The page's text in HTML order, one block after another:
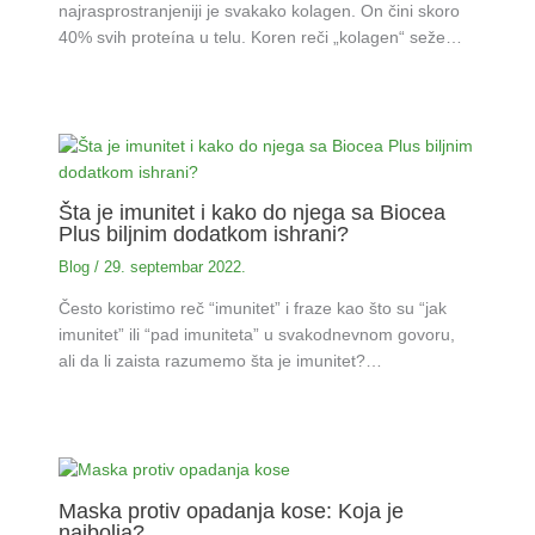
najrasprostranjeniji je svakako kolagen. On čini skoro
40% svih proteína u telu. Koren reči „kolagen“ seže…
Šta je imunitet i kako do njega sa Biocea
Plus biljnim dodatkom ishrani?
Blog /29. septembar 2022.
Često koristimo reč “imunitet” i fraze kao što su “jak
imunitet” ili “pad imuniteta” u svakodnevnom govoru,
ali da li zaista razumemo šta je imunitet?…
Maska protiv opadanja kose: Koja je